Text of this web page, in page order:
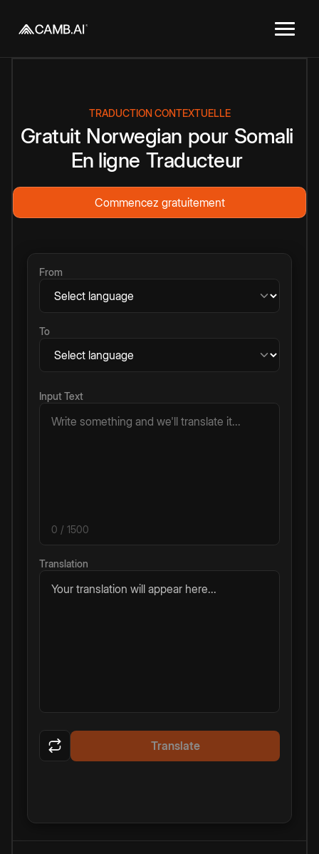
TRADUCTION CONTEXTUELLE
Gratuit Norwegian pour Somali
En ligne Traducteur
Commencez gratuitement
From
To
Input Text
0 / 1500
Translation
Your translation will appear here...
Translate